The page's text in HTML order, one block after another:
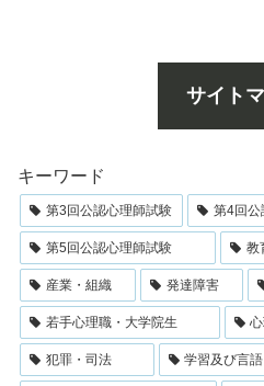
サイト
キーワード
第3回公認心理師試験 第4回公
第5回公認心理師試験 教
産業・組織 発達障害
若手心理職・大学院生
犯罪・司法 学習及び言語